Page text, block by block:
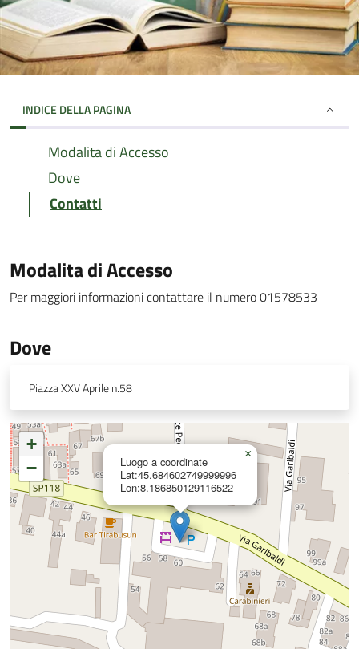
INDICE DELLA PAGINA
Modalita di Accesso
Dove
Contatti
Modalita di Accesso
Per maggiori informazioni contattare il numero 01578533
Dove
Piazza XXV Aprile n.58
Luogo a coordinate
Lat:45.684602749999996
Lon:8.186850129116522
×
+
−